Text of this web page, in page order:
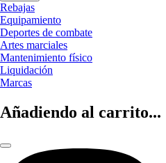
Rebajas
Equipamiento
Deportes de combate
Artes marciales
Mantenimiento físico
Liquidación
Marcas
Añadiendo al carrito...